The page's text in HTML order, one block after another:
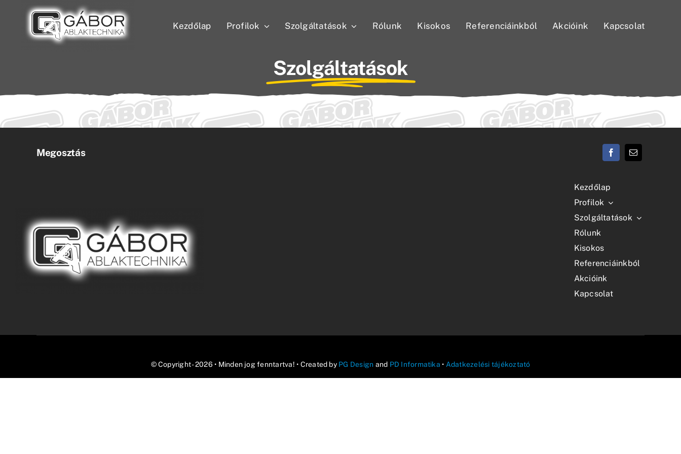
content
Kezdőlap Profilok Szolgáltatások Rólunk Kisokos Referenciáinkból Akcióink Kapcsolat
Szolgáltatások
Megosztás
Kezdőlap
Profilok
Szolgáltatások
Rólunk
Kisokos
Referenciáinkból
Akcióink
Kapcsolat
© Copyright - 2026 • Minden jog fenntartva! • Created by PG Design and PD Informatika • Adatkezelési tájékoztató